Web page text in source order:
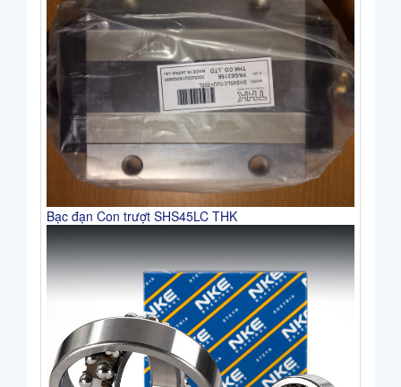
Bạc đạn Con trượt SHS45LC THK